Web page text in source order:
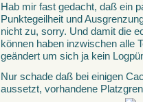
Hab mir fast gedacht, daß ein
Punktegeilheit und
nicht zu, sorry. Und damit die
können haben inzwischen alle
geändert um sich ja kein
Nur schade daß bei einigen
aussetzt, vorhandene